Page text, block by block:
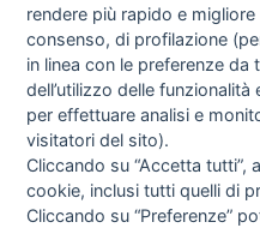
I libri
rendere più rapido e
consenso, di profilazione
in linea con le preferenze da
dell’utilizzo delle
per effettuare analisi e
visitatori del sito).
Cliccando su “Accetta tutti”,
cookie, inclusi tutti quelli di
Cliccando su “Preferenze”